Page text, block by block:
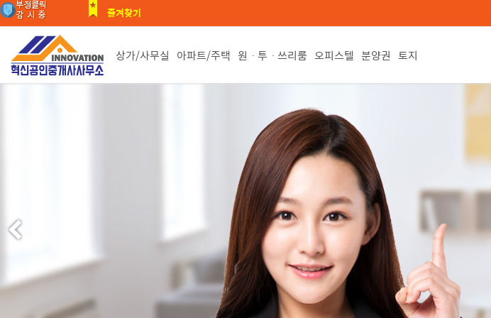
즐겨찾기
상가/사무실 아파트/주택 원ㆍ투ㆍ쓰리룸 오피스텔 분양권 토지